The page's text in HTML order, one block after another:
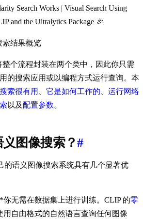
Search Works | Visual Search Using
and the Ultralytics Package 🎉
整个流程封装在两个类中，因此你只需
的搜索应用或以编程方式运行查询。本
索很有用 它是如何工作的
运行网络
以及配置参数。
图像搜索？#
的语义图像搜索系统具有几个显著优
无需在数据集上进行训练。CLIP 的零
用自由格式的自然语言查询任何图像